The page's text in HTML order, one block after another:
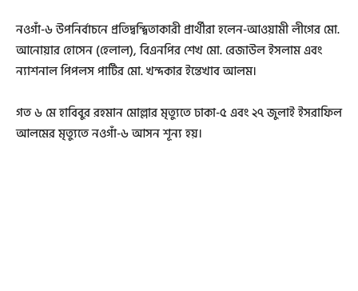
নওগাঁ-৬ উপনির্বাচনে প্রতিদ্বন্দ্বিতাকারী প্রার্থীরা হলেন-আওয়ামী লীগের মো.
আনোয়ার হোসেন (হেলাল), বিএনপির শেখ মো. রেজাউল ইসলাম এবং
ন্যাশনাল পিপলস পার্টির মো. খন্দকার ইন্তেখাব আলম।
গত ৬ মে হাবিবুর রহমান মোল্লার মৃত্যুতে ঢাকা-৫ এবং ২৭ জুলাই ইসরাফিল
আলমের মৃত্যুতে নওগাঁ-৬ আসন শূন্য হয়।